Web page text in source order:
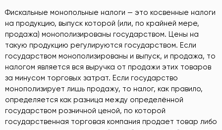
Фискальные монопольные налоги — это косвенные налоги
на продукцию, выпуск которой (или, по крайней мере,
продажа) монополизированы государством. Цены на
такую продукцию регулируются государством. Если
государством монополизированы и выпуск, и продажа, то
налогом является вся выручка от продажи этих товаров
за минусом торговых затрат. Если государство
монополизирует лишь продажу, то налог, как правило,
определяется как разница между определённой
государством розничной ценой, по которой
государственная торговая компания продает товар либо